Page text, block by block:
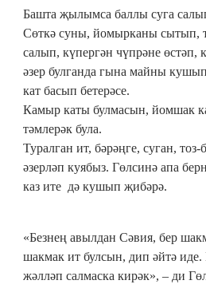
Башта җылымса баллы суга
Сөткә суны, йомырканы сытып,
салып, күпергән чүпрәне
әзер булганда гына майны
кат басып бетерәсе.
Камыр каты булмасын, йомшак
тәмлерәк була.
Туралган ит, бәрәңге, суган,
әзерләп куябыз. Гөлсинә апа
каз ите дә кушып җибәрә.
«Безнең авылдан Сәвия, бер
шакмак ит булсын, дип әйтә
жәлләп салмаска кирәк», – ди